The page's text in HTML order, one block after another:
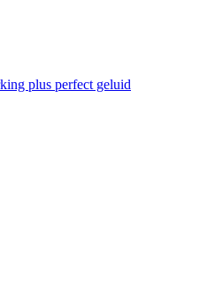
plus perfect geluid